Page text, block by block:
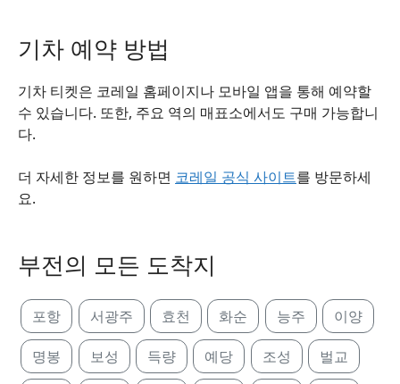
기차 예약 방법
기차 티켓은 코레일 홈페이지나 모바일 앱을 통해 예약할
수 있습니다. 또한, 주요 역의 매표소에서도 구매 가능합니
다.
더 자세한 정보를 원하면 코레일 공식 사이트를 방문하세
요.
부전의 모든 도착지
포항 서광주 효천 화순 능주 이양
명봉 보성 득량 예당 조성 벌교